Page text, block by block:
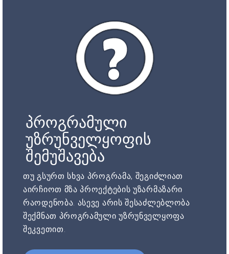
პროგრამული
უზრუნველყოფის
შემუშავება
თუ გსურთ სხვა პროგრამა, შეგიძლიათ
აირჩიოთ მზა პროექტების უზარმაზარი
რაოდენობა. ასევე არის შესაძლებლობა
შექმნათ პროგრამული უზრუნველყოფა
შეკვეთით.